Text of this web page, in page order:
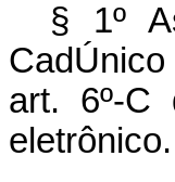
§ 1º
art. 6º-C